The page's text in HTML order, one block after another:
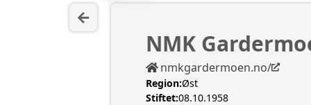
NMK
nmkgardermoen.no/
Region:Øst
Stiftet:08.10.1958